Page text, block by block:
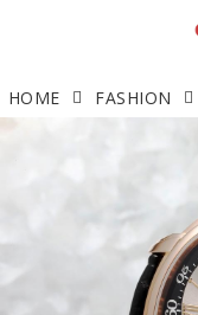
HOME FASHION